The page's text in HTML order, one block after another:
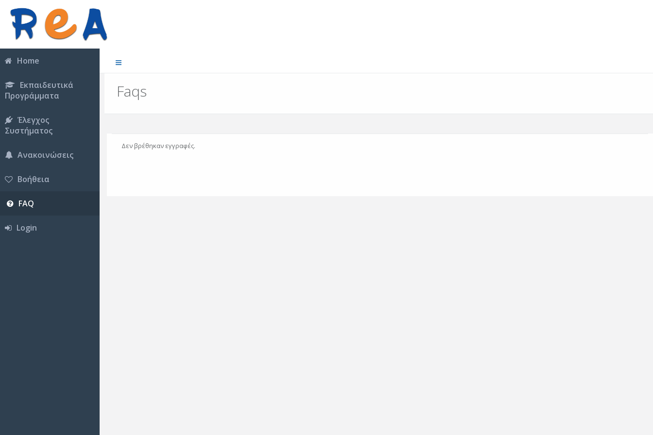
Home
Εκπαιδευτικά
Προγράμματα
Έλεγχος
Συστήματος
Ανακοινώσεις
Βοήθεια
FAQ
Login
Faqs
Δεν βρέθηκαν εγγραφές.